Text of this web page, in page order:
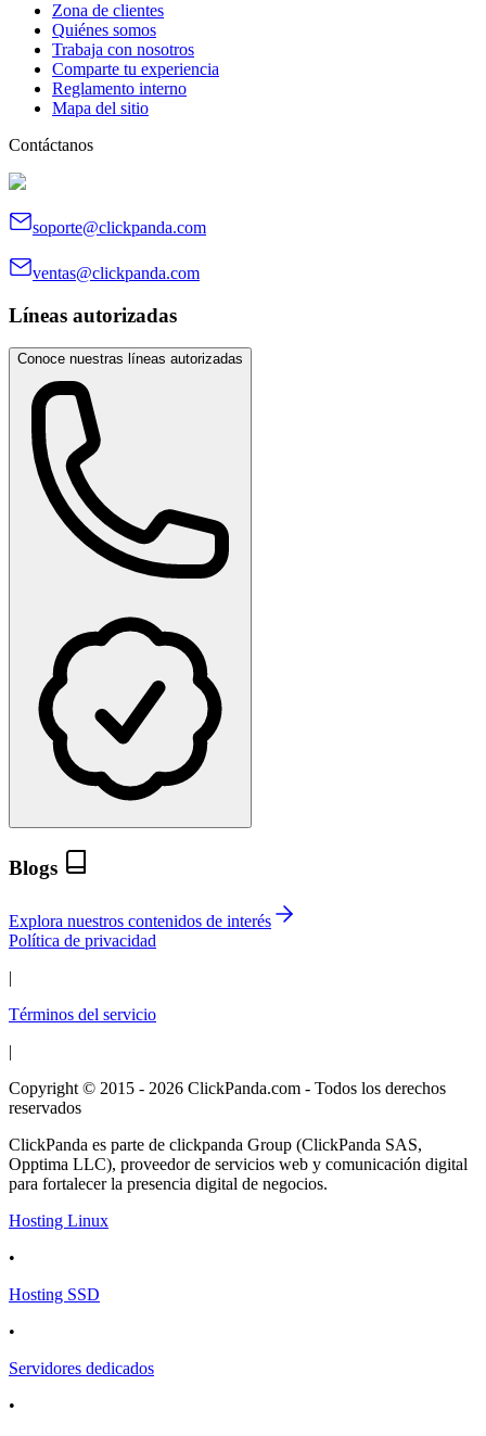
Zona de clientes
Quiénes somos
Trabaja con nosotros
Comparte tu experiencia
Reglamento interno
Mapa del sitio
Contáctanos
soporte@clickpanda.com
ventas@clickpanda.com
Líneas autorizadas
Conoce nuestras líneas autorizadas
Blogs
Explora nuestros contenidos de interés
Política de privacidad
|
Términos del servicio
|
Copyright © 2015 - 2026 ClickPanda.com - Todos los derechos
reservados
ClickPanda es parte de clickpanda Group (ClickPanda SAS,
Opptima LLC), proveedor de servicios web y comunicación digital
para fortalecer la presencia digital de negocios.
Hosting Linux
•
Hosting SSD
•
Servidores dedicados
•